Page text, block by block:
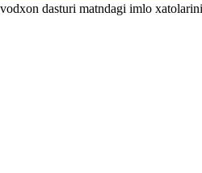
dasturi matndagi imlo